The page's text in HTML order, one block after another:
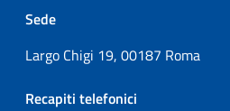
Sede
Largo Chigi 19, 00187 Roma
Recapiti telefonici